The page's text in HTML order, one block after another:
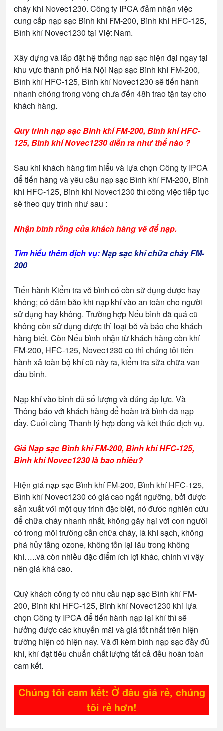
cháy khí Novec1230. Công ty IPCA đảm nhận việc
cung cấp nạp sạc Bình khí FM-200, Bình khí HFC-125,
Bình khí Novec1230 tại Việt Nam.
Xây dựng và lắp đặt hệ thống nạp sạc hiện đại ngay tại
khu vực thành phố Hà Nội Nạp sạc Bình khí FM-200,
Bình khí HFC-125, Bình khí Novec1230 sẽ tiến hành
nhanh chóng trong vòng chưa đến 48h trao tận tay cho
khách hàng.
Quy trình nạp sạc Bình khí FM-200, Bình khí HFC-
125, Bình khí Novec1230 diễn ra như thế nào ?
Sau khi khách hàng tìm hiểu và lựa chọn Công ty IPCA
để tiến hàng và yêu cầu nạp sạc Bình khí FM-200, Bình
khí HFC-125, Bình khí Novec1230 thì công việc tiếp tục
sẽ theo quy trình như sau :
Nhận bình rỗng của khách hàng về để nạp.
Tìm hiểu thêm dịch vụ:Nạp sạc khí chữa cháy FM-
200
Tiến hành Kiểm tra vỏ bình có còn sử dụng được hay
không; có đảm bảo khi nạp khí vào an toàn cho người
sử dụng hay không. Trường hợp Nếu bình đã quá cũ
không còn sử dụng được thì loại bỏ và báo cho khách
hàng biết. Còn Nếu bình nhận từ khách hàng còn khí
FM-200, HFC-125, Novec1230 cũ thì chúng tôi tiến
hành xả toàn bộ khí cũ này ra, kiểm tra sửa chữa van
đầu bình.
Nạp khí vào bình đủ số lượng và đúng áp lực. Và
Thông báo với khách hàng để hoàn trả bình đã nạp
đầy. Cuối cùng Thanh lý hợp đồng và kết thúc dịch vụ.
Giá Nạp sạc Bình khí FM-200, Bình khí HFC-125,
Bình khí Novec1230 là bao nhiêu?
Hiện giá nạp sạc Bình khí FM-200, Bình khí HFC-125,
Bình khí Novec1230 có giá cao ngất ngưỡng, bởi được
sản xuất với một quy trình đặc biệt, nó đươc nghiên cứu
để chữa cháy nhanh nhất, không gây hại với con người
có trong môi trường cần chữa cháy, là khí sạch, không
phá hủy tầng ozone, không tồn lại lâu trong không
khí…..và còn nhiều đặc điểm ích lợi khác, chính vì vậy
nên giá khá cao.
Quý khách công ty có nhu cầu nạp sạc Bình khí FM-
200, Bình khí HFC-125, Bình khí Novec1230 khi lựa
chọn Công ty IPCA để tiến hành nạp lại khí thì sẽ
hưởng được các khuyến mãi và giá tốt nhất trên hiện
trường hiện có hiện nay. Và đi kèm bình nạp sạc đầy đủ
khí, khí đạt tiêu chuẩn chất lượng tất cả đều hoàn toàn
cam kết.
Chúng tôi cam kết: Ở đâu giá rẻ, chúng
tôi rẻ hơn!